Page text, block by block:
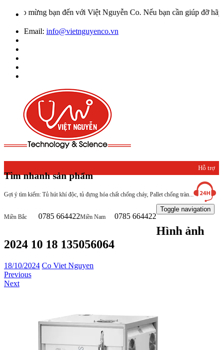
mừng bạn đến với Việt Nguyễn Co. Nếu bạn cần giúp đỡ hãy
Email: info@vietnguyenco.vn
Tìm nhanh sản phẩm
Gợi ý tìm kiếm: Tủ hút khí độc, tủ đựng hóa chất chống cháy, Pallet chống tràn...
Hỗ trợ
khách
hàng
Miền Bắc 0785 664422Miền Nam 0785 664422
Toggle navigation
Hình ảnh
2024 10 18 135056064
18/10/2024 Co Viet Nguyen
Previous
Next